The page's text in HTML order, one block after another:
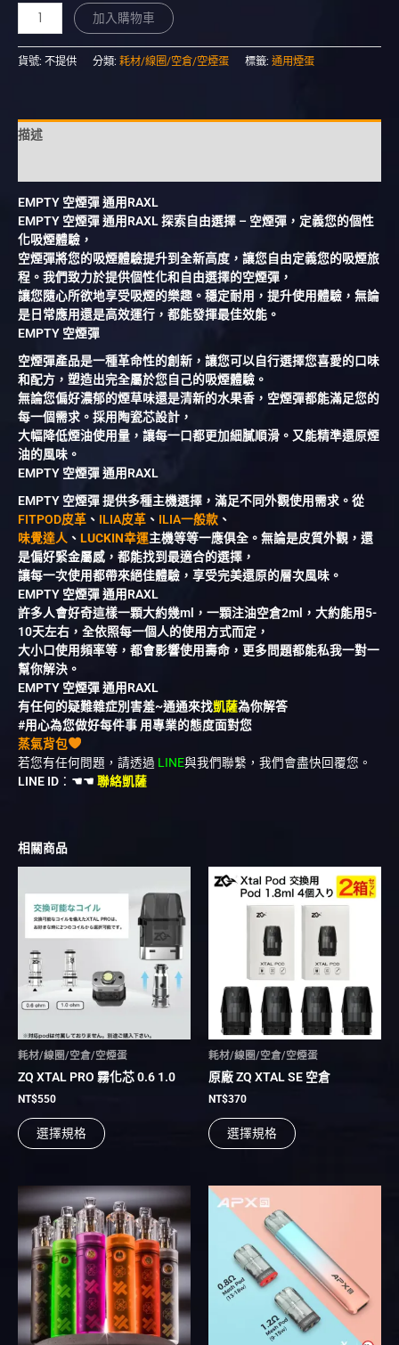
加入購物車
貨號: 不提供 分類: 耗材/線圈/空倉/空煙蛋 標籤: 通用煙蛋
描述
EMPTY 空煙彈 通用RAXL
EMPTY 空煙彈 通用RAXL 探索自由選擇 – 空煙彈，定義您的個性
化吸煙體驗，
空煙彈將您的吸煙體驗提升到全新高度，讓您自由定義您的吸煙旅
程。我們致力於提供個性化和自由選擇的空煙彈，
讓您隨心所欲地享受吸煙的樂趣。穩定耐用，提升使用體驗，無論
是日常應用還是高效運行，都能發揮最佳效能。
EMPTY 空煙彈
空煙彈產品是一種革命性的創新，讓您可以自行選擇您喜愛的口味
和配方，塑造出完全屬於您自己的吸煙體驗。
無論您偏好濃郁的煙草味還是清新的水果香，空煙彈都能滿足您的
每一個需求。採用陶瓷芯設計，
大幅降低煙油使用量，讓每一口都更加細膩順滑。又能精準還原煙
油的風味。
EMPTY 空煙彈 通用RAXL
EMPTY 空煙彈 提供多種主機選擇，滿足不同外觀使用需求。從
FITPOD皮革 、 ILIA皮革 、 ILIA一般款 、
味覺達人 、 LUCKIN幸運主機等等一應俱全。無論是皮質外觀，還
是偏好緊金屬感，都能找到最適合的選擇，
讓每一次使用都帶來絕佳體驗，享受完美還原的層次風味。
EMPTY 空煙彈 通用RAXL
許多人會好奇這樣一顆大約幾ml，一顆注油空倉2ml，大約能用5-
10天左右，全依照每一個人的使用方式而定，
大小口使用頻率等，都會影響使用壽命，更多問題都能私我一對一
幫你解決。
EMPTY 空煙彈 通用RAXL
有任何的疑難雜症別害羞~通通來找凱薩為你解答
#用心為您做好每件事 用專業的態度面對您
蒸氣背包
若您有任何問題，請透過 LINE與我們聯繫，我們會盡快回覆您。
LINE ID ： ☚☚ 聯絡凱薩
相關商品
耗材/線圈/空倉/空煙蛋
ZQ XTAL PRO 霧化芯 0.6 1.0
NT$550
選擇規格
產
有
種
款
式。
在
產
品
選
項
耗材/線圈/空倉/空煙蛋
原廠 ZQ XTAL SE 空倉
NT$370
選擇規格
此
產
款
式。
可
在
產
品
選
此
產
品
有
多
種
款
式。
品
有
多
種
款
式。